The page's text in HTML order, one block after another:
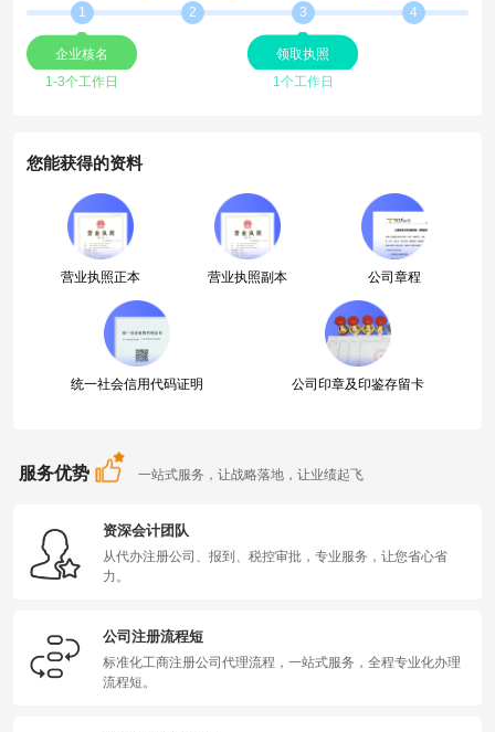
1 2 3 4
企业核名
1-3个工作日
领取执照
1个工作日
您能获得的资料
营业执照正本 营业执照副本 公司章程
统一社会信用代码证明 公司印章及印鉴存留卡
服务优势 一站式服务，让战略落地，让业绩起飞
资深会计团队
从代办注册公司、报到、税控审批，专业服务，让您省心省
力。
公司注册流程短
标准化工商注册公司代理流程，一站式服务，全程专业化办理
流程短。